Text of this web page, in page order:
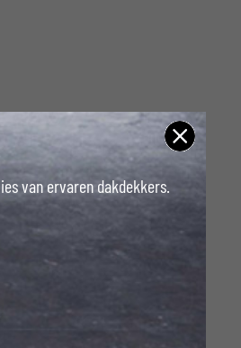
van ervaren dakdekkers.